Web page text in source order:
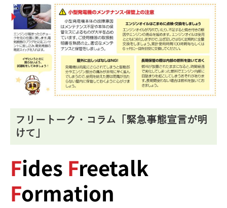
フリートーク・コラム「緊急事態宣言が明
けて」
Fides Freetalk
Formation